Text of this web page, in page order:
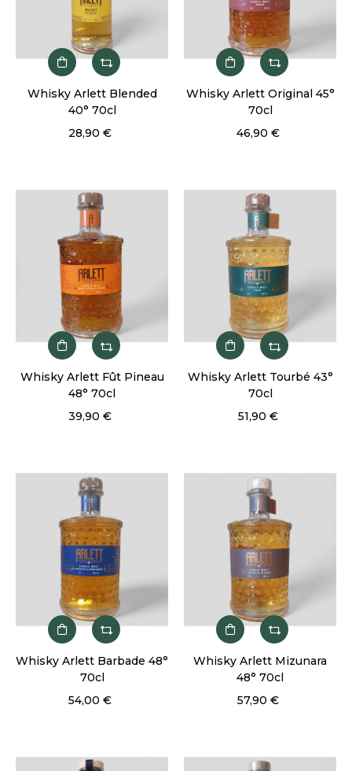
Whisky Arlett Blended
40° 70cl
28,90 €
Whisky Arlett Original 45°
70cl
46,90 €
Whisky Arlett Fût Pineau
48° 70cl
39,90 €
Whisky Arlett Tourbé 43°
70cl
51,90 €
Whisky Arlett Barbade 48°
70cl
54,00 €
Whisky Arlett Mizunara
48° 70cl
57,90 €